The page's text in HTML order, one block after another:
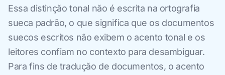
Essa distinção tonal não é escrita na ortografia
sueca padrão, o que significa que os documentos
suecos escritos não exibem o acento tonal e os
leitores confiam no contexto para desambiguar.
Para fins de tradução de documentos, o acento